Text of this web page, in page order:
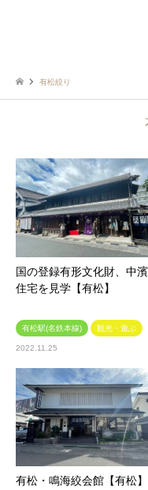
有松絞り
国の登録有形文化財、中
住宅を見学【有松】
有松駅(名鉄本線) 観光・遊ぶ
2022.11.25
有松・鳴海絞会館【有松】